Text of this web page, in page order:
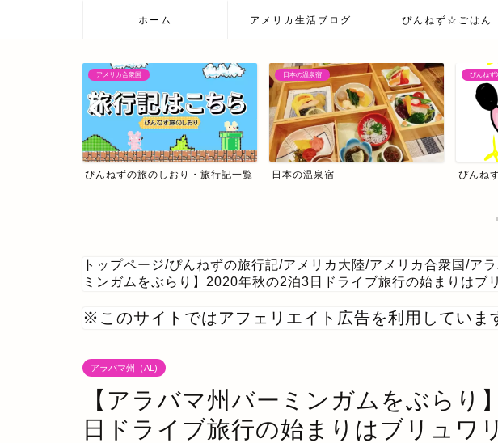
ホーム アメリカ生活ブログ ぴんねず☆ごはん
アメリカ合衆国
ぴんねずの旅のしおり・旅行記一覧
日本の温泉宿
日本の温泉宿
ぴんねず
ぴんね
トップページ/ぴんねずの旅行記/アメリカ大陸/アメリカ合衆国 /ア
ミンガムをぶらり】2020年秋の2泊3日ドライブ旅行の始まりはブ
※このサイトではアフェリエイト広告を利用していま
アラバマ州（AL)
【アラバマ州バーミンガムをぶらり
日ドライブ旅行の始まりはブリュワ